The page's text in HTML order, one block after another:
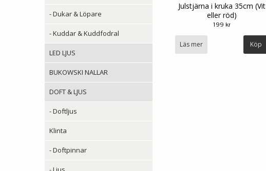
- Dukar & Löpare
- Kuddar & Kuddfodral
LED LJUS
BUKOWSKI NALLAR
DOFT & LJUS
- Doftljus
Klinta
- Doftpinnar
Julstjärna i kruka 35cm (Vit
eller röd)
199 kr
Läs mer Köp